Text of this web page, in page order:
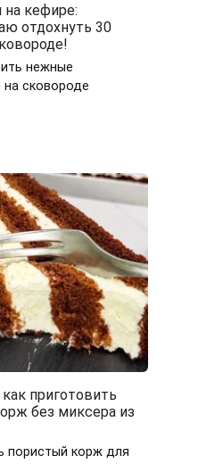
кефире:
отдохнуть 30
нежные
сковороде
приготовить
без миксера из
пористый корж для